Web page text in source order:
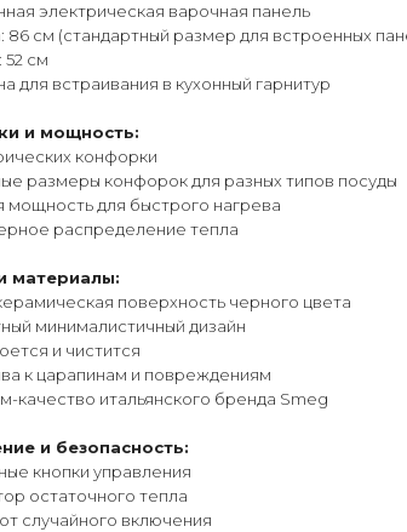
электрическая варочная панель
86 см (стандартный размер для встроенных
52 см
для встраивания в кухонный гарнитур
и мощность:
конфорки
размеры конфорок для разных типов посуды
мощность для быстрого нагрева
распределение тепла
материалы:
поверхность черного цвета
минималистичный дизайн
и чистится
к царапинам и повреждениям
качество итальянского бренда Smeg
и безопасность:
кнопки управления
остаточного тепла
случайного включения